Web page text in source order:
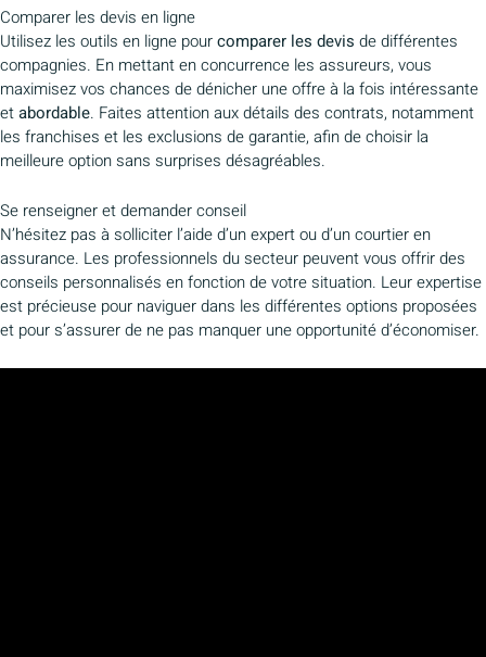
Comparer les devis en ligne
Utilisez les outils en ligne pourcomparer les devis de différentes
compagnies. En mettant en concurrence les assureurs, vous
maximisez vos chances de dénicher une offre à la fois intéressante
etabordable. Faites attention aux détails des contrats, notamment
les franchises et les exclusions de garantie, afin de choisir la
meilleure option sans surprises désagréables.
Se renseigner et demander conseil
N’hésitez pas à solliciter l’aide d’un expert ou d’un courtier en
assurance. Les professionnels du secteur peuvent vous offrir des
conseils personnalisés en fonction de votre situation. Leur expertise
est précieuse pour naviguer dans les différentes options proposées
et pour s’assurer de ne pas manquer une opportunité d’économiser.